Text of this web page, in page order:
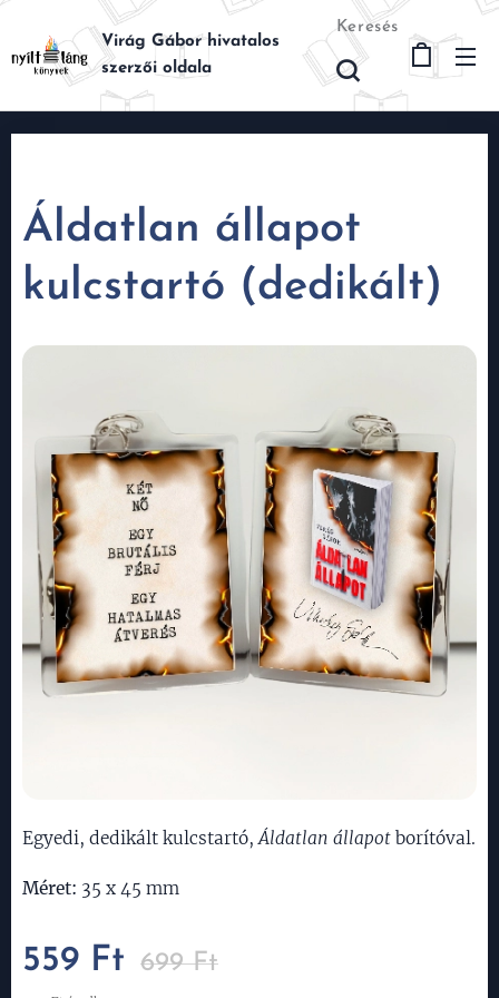
Virág Gábor hivatalos
szerzői oldala
Keresés
Áldatlan állapot
kulcstartó (dedikált)
Egyedi, dedikált kulcstartó,Áldatlan állapot borítóval.
Méret: 35 x 45 mm
559 Ft 699Ft